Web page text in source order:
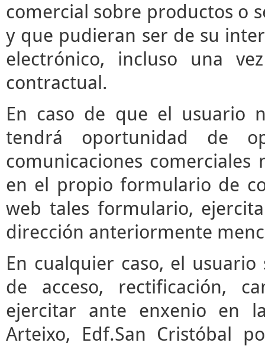
comercial sobre productos o
y que pudieran ser de su
electrónico, incluso una
contractual.
En caso de que el usuario
tendrá oportunidad de
comunicaciones
en el propio formulario de
web tales formulario,
dirección anteriormente
En cualquier caso, el
de acceso, rectificación,
ejercitar ante enxenio en
Arteixo, Edf.San Cristóbal